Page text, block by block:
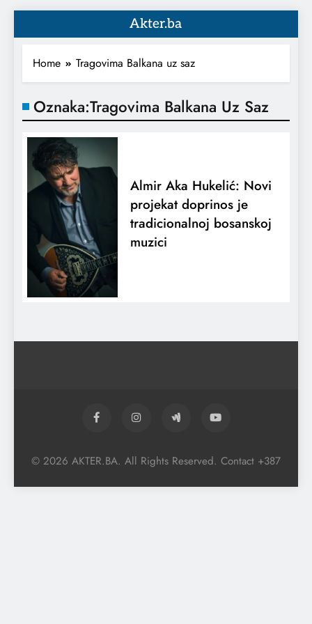
Akter.ba
Home Tragovima Balkana uz saz
Oznaka:Tragovima Balkana Uz Saz
Almir Aka Hukelić: Novi
projekat doprinos je
tradicionalnoj bosanskoj
muzici
© 2026 AKTER.BA. All Rights Reserved. Contact +387